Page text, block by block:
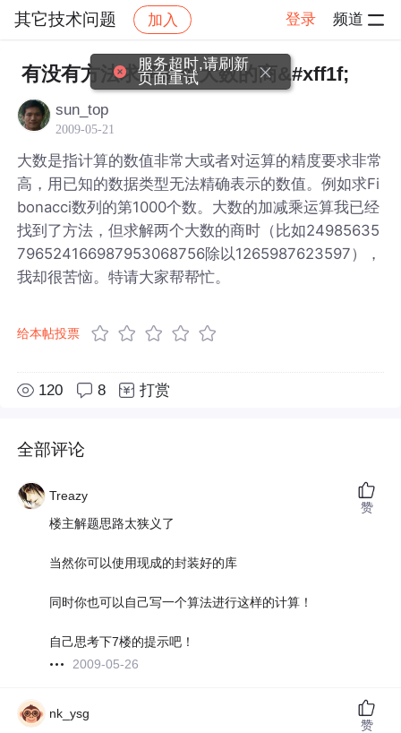
其它技术问题 加入 登录 频道
社区 其它技术问题 帖子详情
有没有方法求解两个大数的商&#xff1f;
sun_top
2009-05-21
大数是指计算的数值非常大或者对运算的精度要求非常
高，用已知的数据类型无法精确表示的数值。例如求Fi
bonacci数列的第1000个数。大数的加减乘运算我已经
找到了方法，但求解两个大数的商时（比如24985635
796524166987953068756除以1265987623597），
我却很苦恼。特请大家帮帮忙。
给本帖投票
120 8 打赏
全部评论
Treazy
楼主解题思路太狭义了
当然你可以使用现成的封装好的库
同时你也可以自己写一个算法进行这样的计算！
自己思考下7楼的提示吧！
2009-05-26
赞
nk_ysg
赞
服务超时,请刷新
页面重试